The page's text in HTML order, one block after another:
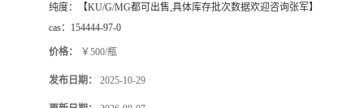
纯度：
【KU/G/MG都可出售,具体库存批次数据欢迎咨询张军】
cas： 154444-97-0
价格： ￥500/瓶
发布日期： 2025-10-29